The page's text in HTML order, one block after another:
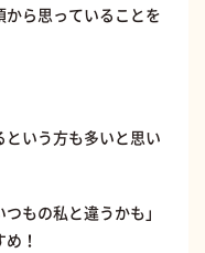
ら思っていることを
いう方も多いと思い
もの私と違うかも」
！